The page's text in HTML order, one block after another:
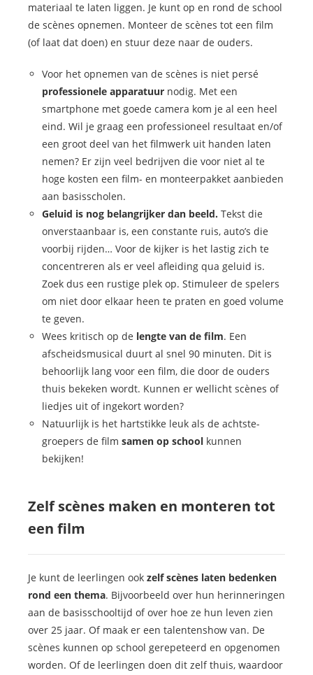
materiaal te laten liggen. Je kunt op en rond de school
de scènes opnemen. Monteer de scènes tot een film
(of laat dat doen) en stuur deze naar de ouders.
Voor het opnemen van de scènes is niet persé
professionele apparatuur nodig. Met een
smartphone met goede camera kom je al een heel
eind. Wil je graag een professioneel resultaat en/of
een groot deel van het filmwerk uit handen laten
nemen? Er zijn veel bedrijven die voor niet al te
hoge kosten een film- en monteerpakket aanbieden
aan basisscholen.
Geluid is nog belangrijker dan beeld. Tekst die
onverstaanbaar is, een constante ruis, auto’s die
voorbij rijden… Voor de kijker is het lastig zich te
concentreren als er veel afleiding qua geluid is.
Zoek dus een rustige plek op. Stimuleer de spelers
om niet door elkaar heen te praten en goed volume
te geven.
Wees kritisch op de lengte van de film. Een
afscheidsmusical duurt al snel 90 minuten. Dit is
behoorlijk lang voor een film, die door de ouders
thuis bekeken wordt. Kunnen er wellicht scènes of
liedjes uit of ingekort worden?
Natuurlijk is het hartstikke leuk als de achtste-
groepers de film samen op school kunnen
bekijken!
Zelf scènes maken en monteren tot
een film
Je kunt de leerlingen ook zelf scènes laten bedenken
rond een thema. Bijvoorbeeld over hun herinneringen
aan de basisschooltijd of over hoe ze hun leven zien
over 25 jaar. Of maak er een talentenshow van. De
scènes kunnen op school gerepeteerd en opgenomen
worden. Of de leerlingen doen dit zelf thuis, waardoor